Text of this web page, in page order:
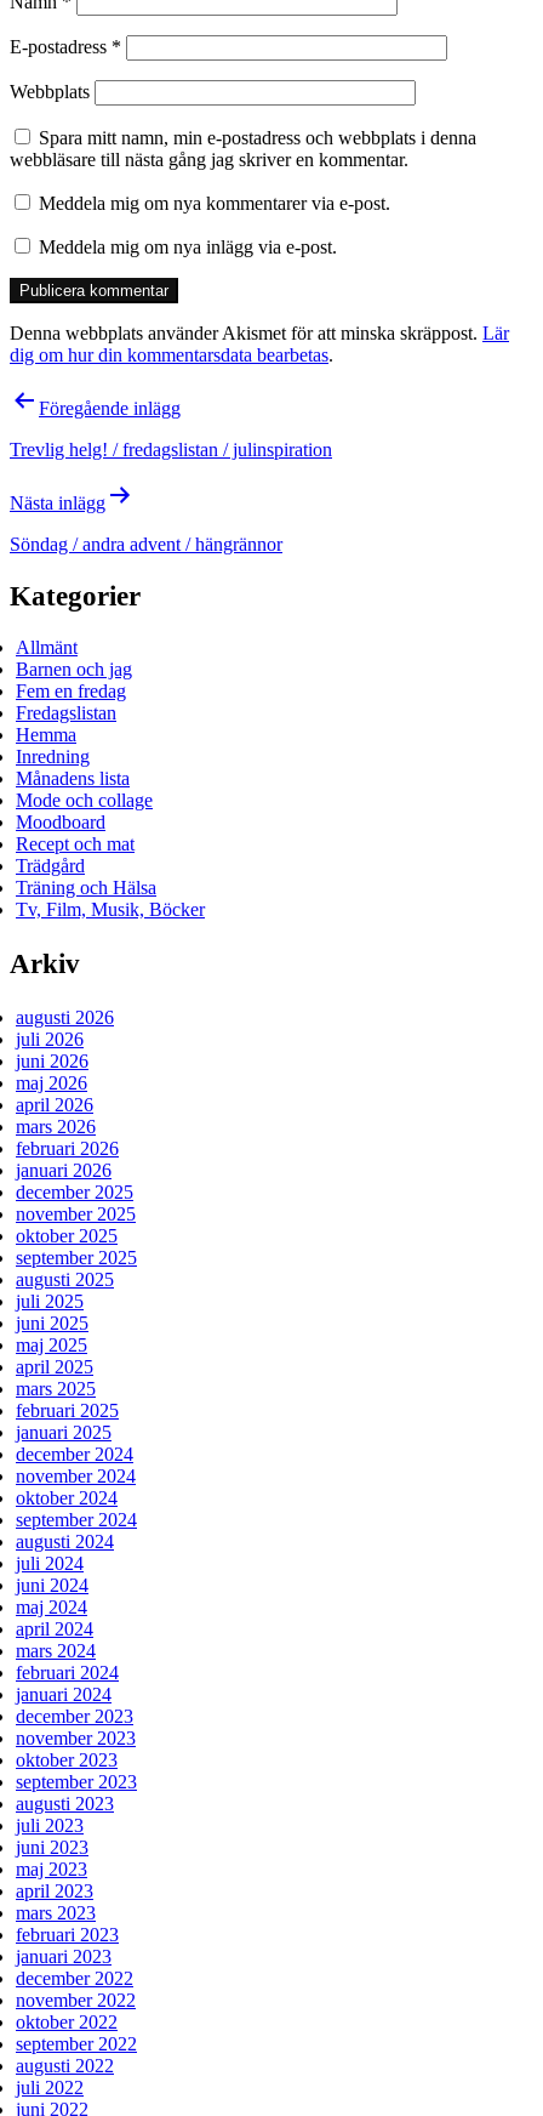
E-postadress *
Webbplats
Spara mitt namn, min e-postadress och webbplats i denna
webbläsare till nästa gång jag skriver en kommentar.
Meddela mig om nya kommentarer via e-post.
Meddela mig om nya inlägg via e-post.
Denna webbplats använder Akismet för att minska skräppost. Lär
dig om hur din kommentarsdata bearbetas.
Inläggsnavigering
Föregående inlägg
Trevlig helg! / fredagslistan / julinspiration
Nästa inlägg
Söndag / andra advent / hängrännor
Kategorier
Allmänt
Barnen och jag
Fem en fredag
Fredagslistan
Hemma
Inredning
Månadens lista
Mode och collage
Moodboard
Recept och mat
Trädgård
Träning och Hälsa
Tv, Film, Musik, Böcker
Arkiv
augusti 2026
juli 2026
juni 2026
maj 2026
april 2026
mars 2026
februari 2026
januari 2026
december 2025
november 2025
oktober 2025
september 2025
augusti 2025
juli 2025
juni 2025
maj 2025
april 2025
mars 2025
februari 2025
januari 2025
december 2024
november 2024
oktober 2024
september 2024
augusti 2024
juli 2024
juni 2024
maj 2024
april 2024
mars 2024
februari 2024
januari 2024
december 2023
november 2023
oktober 2023
september 2023
augusti 2023
juli 2023
juni 2023
maj 2023
april 2023
mars 2023
februari 2023
januari 2023
december 2022
november 2022
oktober 2022
september 2022
augusti 2022
juli 2022
juni 2022